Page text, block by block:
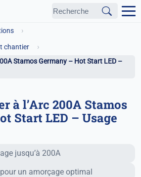
›
chantier ›
Stamos Germany – Hot Start LED –
à l’Arc 200A Stamos
Start LED – Usage
principales
jusqu’à 200A
un amorçage optimal